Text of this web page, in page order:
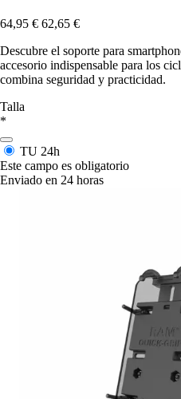
64,95 € 62,65 €
Descubre el soporte para
accesorio indispensable para los
combina seguridad y practicidad.
Talla
*
TU 24h
Este campo es obligatorio
Enviado en 24 horas